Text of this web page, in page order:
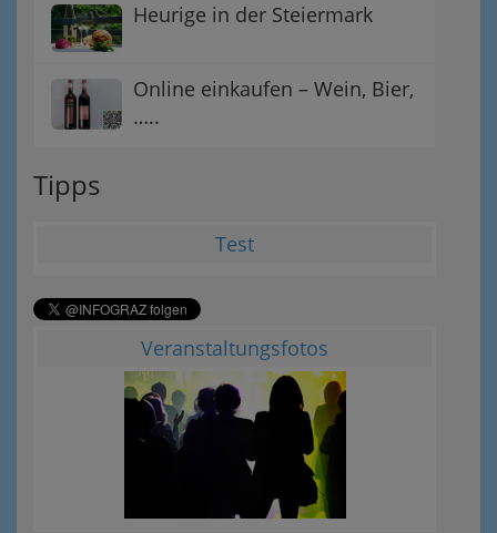
Heurige in der Steiermark
Online einkaufen – Wein, Bier,
…..
Tipps
Test
Veranstaltungsfotos